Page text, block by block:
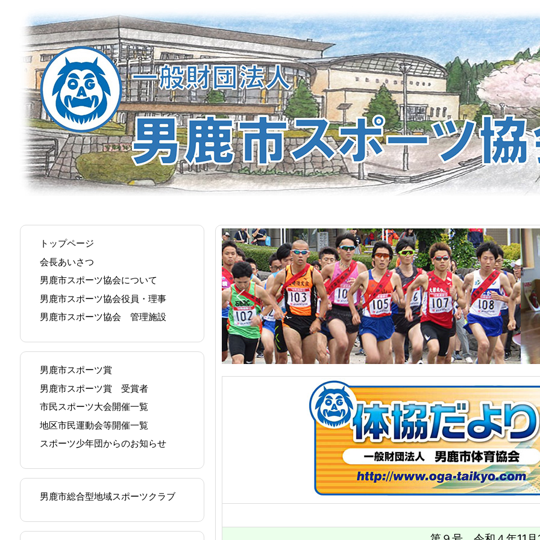
トップページ
会長あいさつ
男鹿市スポーツ協会について
男鹿市スポーツ協会役員・理事
男鹿市スポーツ協会 管理施設
男鹿市スポーツ賞
男鹿市スポーツ賞 受賞者
市民スポーツ大会開催一覧
地区市民運動会等開催一覧
スポーツ少年団からのお知らせ
男鹿市総合型地域スポーツクラブ